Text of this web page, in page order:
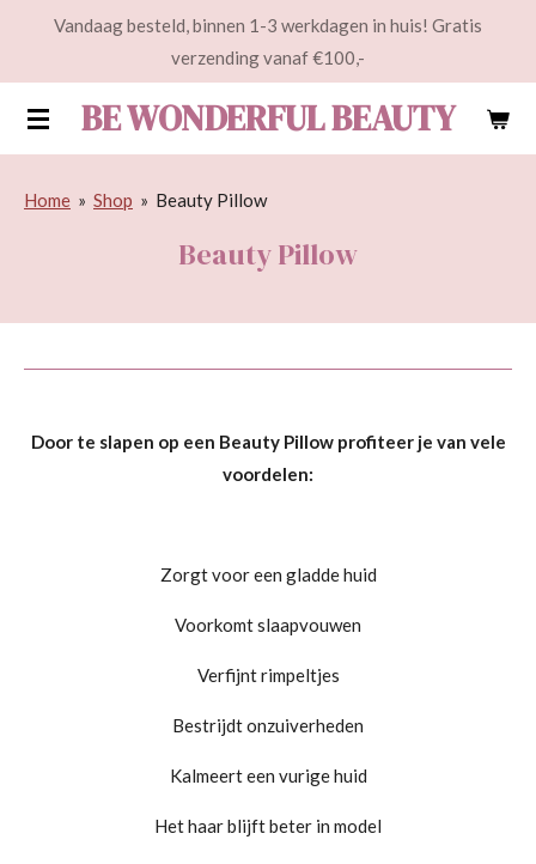
de
hoofdinhoud
BE WONDERFUL BEAUTY
Vandaag besteld, binnen 1-3 werkdagen in huis! Gratis
verzending vanaf €100,-
Home » Shop » Beauty Pillow
Beauty Pillow
Door te slapen op een Beauty Pillow profiteer je van vele
voordelen:
Zorgt voor een gladde huid
Voorkomt slaapvouwen
Verfijnt rimpeltjes
Bestrijdt onzuiverheden
Kalmeert een vurige huid
Het haar blijft beter in model